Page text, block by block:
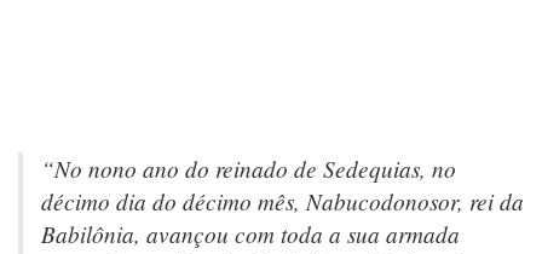
“No nono ano do reinado de Sedequias, no
décimo dia do décimo mês, Nabucodonosor, rei da
Babilônia, avançou com toda a sua armada